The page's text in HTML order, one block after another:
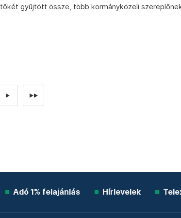
gyűjtött össze, több kormányközeli
► ►►
Adó 1% felajánlás Hírlevelek